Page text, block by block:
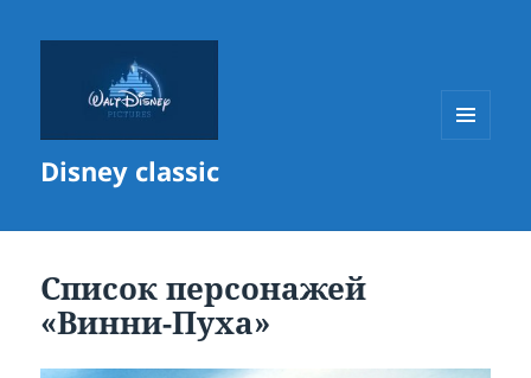
Disney classic
Список персонажей
«Винни-Пуха»